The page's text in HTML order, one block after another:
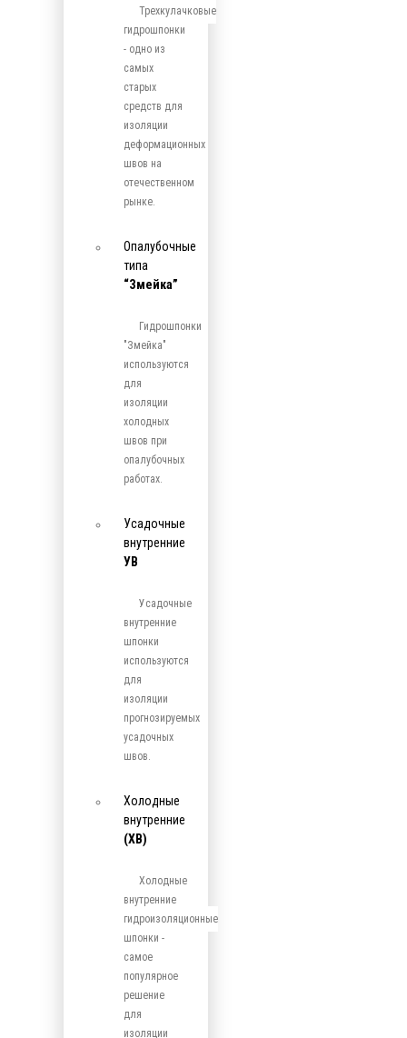
Трехкулачковые
гидрошпонки
- одно из
самых
старых
средств для
изоляции
деформационных
швов на
отечественном
рынке.
Опалубочные
типа
“Змейка”
Гидрошпонки
"Змейка"
используются
для
изоляции
холодных
швов при
опалубочных
работах.
Усадочные
внутренние
УВ
Усадочные
внутренние
шпонки
используются
для
изоляции
прогнозируемых
усадочных
швов.
Холодные
внутренние
(ХВ)
Холодные
внутренние
гидроизоляционные
шпонки -
самое
популярное
решение
для
изоляции